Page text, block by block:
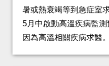
暑或熱衰竭等到急症室
5月中啟動高溫疾病監
因為高溫相關疾病求醫。